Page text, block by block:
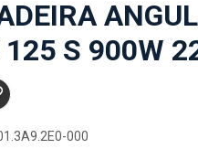
125 S 900W
000